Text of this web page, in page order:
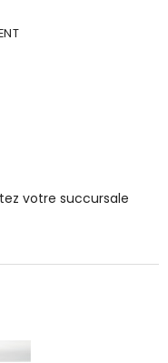
votre succursale